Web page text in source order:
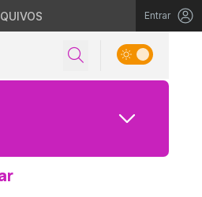
Entrar